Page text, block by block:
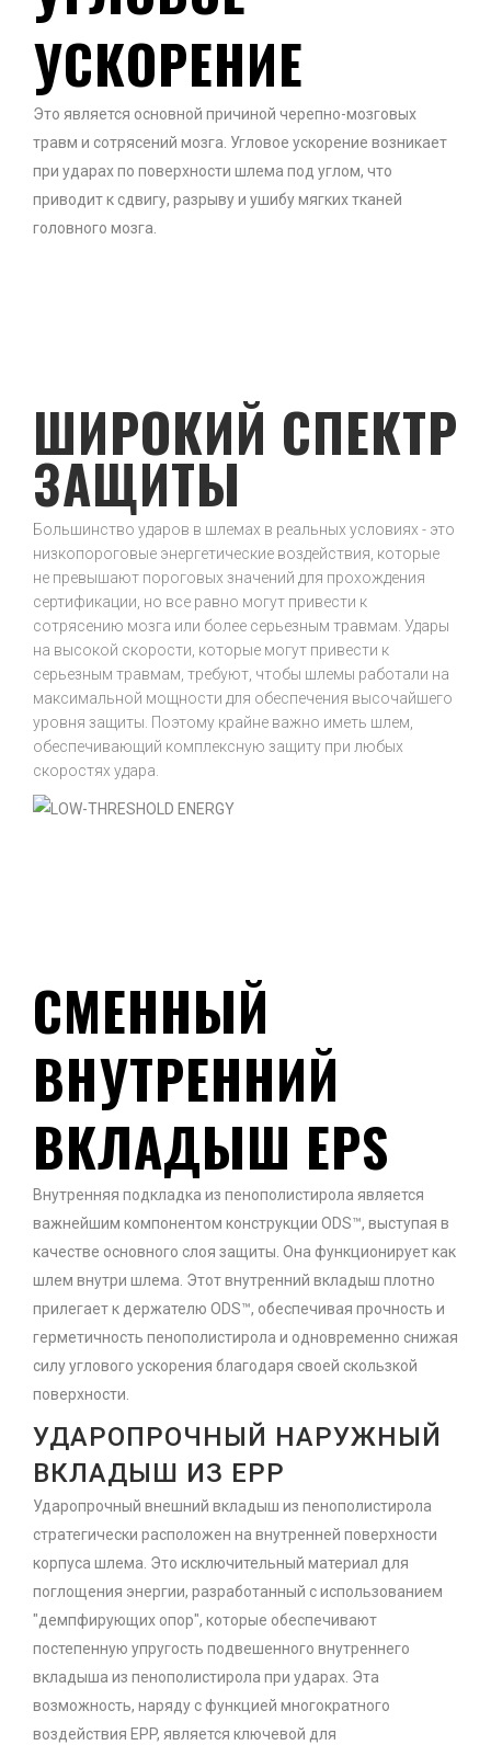
УСКОРЕНИЕ
Это является основной причиной черепно-мозговых
травм и сотрясений мозга. Угловое ускорение возникает
при ударах по поверхности шлема под углом, что
приводит к сдвигу, разрыву и ушибу мягких тканей
головного мозга.
ШИРОКИЙ СПЕКТР
ЗАЩИТЫ
Большинство ударов в шлемах в реальных условиях - это
низкопороговые энергетические воздействия, которые
не превышают пороговых значений для прохождения
сертификации, но все равно могут привести к
сотрясению мозга или более серьезным травмам. Удары
на высокой скорости, которые могут привести к
серьезным травмам, требуют, чтобы шлемы работали на
максимальной мощности для обеспечения высочайшего
уровня защиты. Поэтому крайне важно иметь шлем,
обеспечивающий комплексную защиту при любых
скоростях удара.
СМЕННЫЙ
ВНУТРЕННИЙ
ВКЛАДЫШ EPS
Внутренняя подкладка из пенополистирола является
важнейшим компонентом конструкции ODS™, выступая в
качестве основного слоя защиты. Она функционирует как
шлем внутри шлема. Этот внутренний вкладыш плотно
прилегает к держателю ODS™, обеспечивая прочность и
герметичность пенополистирола и одновременно снижая
силу углового ускорения благодаря своей скользкой
поверхности.
УДАРОПРОЧНЫЙ НАРУЖНЫЙ
ВКЛАДЫШ ИЗ EPP
Ударопрочный внешний вкладыш из пенополистирола
стратегически расположен на внутренней поверхности
корпуса шлема. Это исключительный материал для
поглощения энергии, разработанный с использованием
"демпфирующих опор", которые обеспечивают
постепенную упругость подвешенного внутреннего
вкладыша из пенополистирола при ударах. Эта
возможность, наряду с функцией многократного
воздействия EPP, является ключевой для